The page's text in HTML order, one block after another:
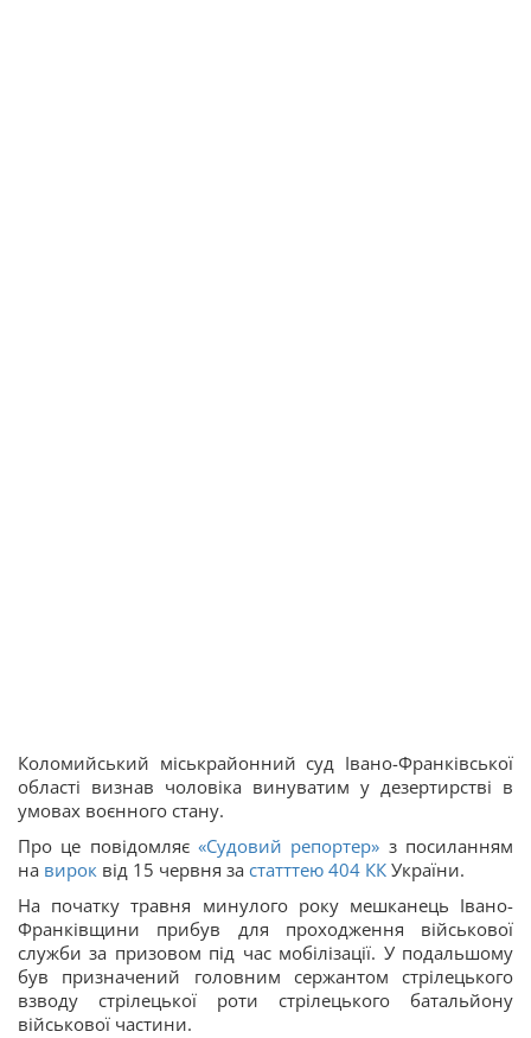
Коломийський міськрайонний суд Івано-Франківської
області визнав чоловіка винуватим у дезертирстві в
умовах воєнного стану.
Про це повідомляє«Судовий репортер» з посиланням
на вирок від 15 червня за статттею 404 КК України.
На початку травня минулого року мешканець Івано-
Франківщини прибув для проходження військової
служби за призовом під час мобілізації. У подальшому
був призначений головним сержантом стрілецького
взводу стрілецької роти стрілецького батальйону
військової частини.